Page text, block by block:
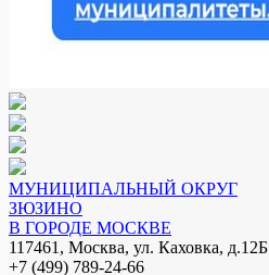
МУНИЦИПАЛЬНЫЙ ОКРУГ
ЗЮЗИНО
В ГОРОДЕ МОСКВЕ
117461, Москва, ул. Каховка, д.12Б
+7 (499) 789-24-66